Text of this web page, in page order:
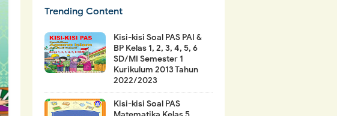
Trending Content
Kisi-kisi Soal PAS PAI &
BP Kelas 1, 2, 3, 4, 5, 6
SD/MI Semester 1
Kurikulum 2013 Tahun
2022/2023
Kisi-kisi Soal PAS